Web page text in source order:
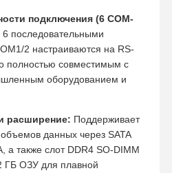
подключения (6 COM-
последовательными
2 настраиваются на RS-
полностью совместимым с
оборудованием и
расширение: Поддерживает
данных через SATA
а также слот DDR4 SO-DIMM
ГБ ОЗУ для плавной